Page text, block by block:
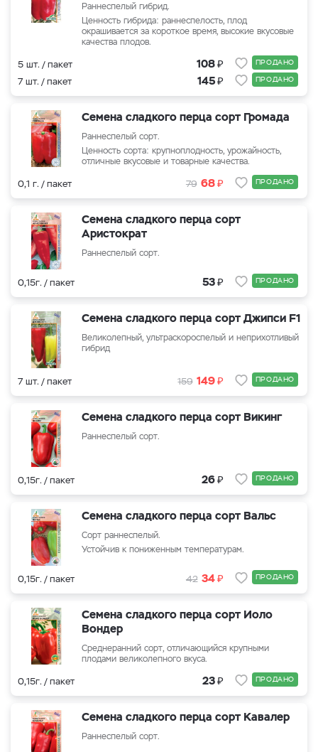
Раннеспелый гибрид.
Ценность гибрида: раннеспелость, плод
окрашивается за короткое время, высокие вкусовые
качества плодов.
5 шт. / пакет 108₽ ПРОДАНО
7 шт. / пакет 145₽ ПРОДАНО
Семена сладкого перца сорт Громада
Раннеспелый сорт.
Ценность сорта: крупноплодность, урожайность,
отличные вкусовые и товарные качества.
0,1 г. / пакет 79 68₽ ПРОДАНО
Семена сладкого перца сорт
Аристократ
Раннеспелый сорт.
0,15г. / пакет 53₽ ПРОДАНО
Семена сладкого перца сорт Джипси F1
Великолепный, ультраскороспелый и неприхотливый
гибрид
7 шт. / пакет 159 149₽ ПРОДАНО
Семена сладкого перца сорт Викинг
Раннеспелый сорт.
0,15г. / пакет 26₽ ПРОДАНО
Семена сладкого перца сорт Вальс
Сорт раннеспелый.
Устойчив к пониженным температурам.
0,15г. / пакет 42 34₽ ПРОДАНО
Семена сладкого перца сорт Иоло
Вондер
Среднеранний сорт, отличающийся крупными
плодами великолепного вкуса.
0,15г. / пакет 23₽ ПРОДАНО
Семена сладкого перца сорт Кавалер
Раннеспелый сорт.